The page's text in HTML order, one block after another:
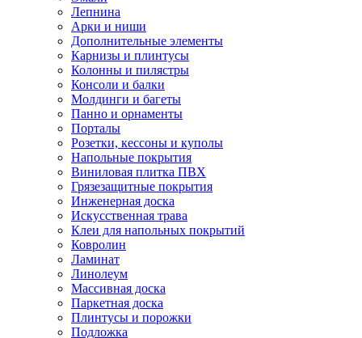
Лепнина
Арки и ниши
Дополнительные элементы
Карнизы и плинтусы
Колонны и пилястры
Консоли и балки
Молдинги и багеты
Панно и орнаменты
Порталы
Розетки, кессоны и куполы
Напольные покрытия
Виниловая плитка ПВХ
Грязезащитные покрытия
Инженерная доска
Искусственная трава
Клеи для напольных покрытий
Ковролин
Ламинат
Линолеум
Массивная доска
Паркетная доска
Плинтусы и порожки
Подложка